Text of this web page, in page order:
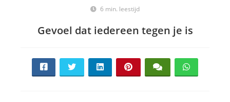
6 min. leestijd
Gevoel dat iedereen tegen je is